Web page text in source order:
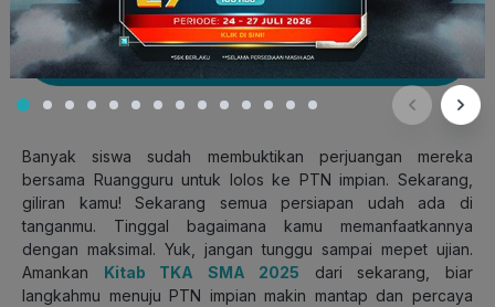
Banyak siswa sudah membuktikan perjuangan mereka
bersama Ruangguru untuk lolos ke PTN impian. Sekarang,
giliran kamu! Sekarang semua persiapan udah ada di
tanganmu. Tinggal bagaimana kamu memanfaatkannya
dengan maksimal. Yuk, jangan tunggu sampai mepet ujian.
Amankan Kitab TKA SMA 2025 dari sekarang, biar
langkahmu menuju PTN impian makin mantap dan percaya